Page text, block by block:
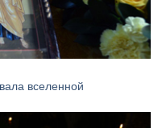
вселенной